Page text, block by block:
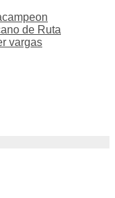
campeon
de Ruta
vargas